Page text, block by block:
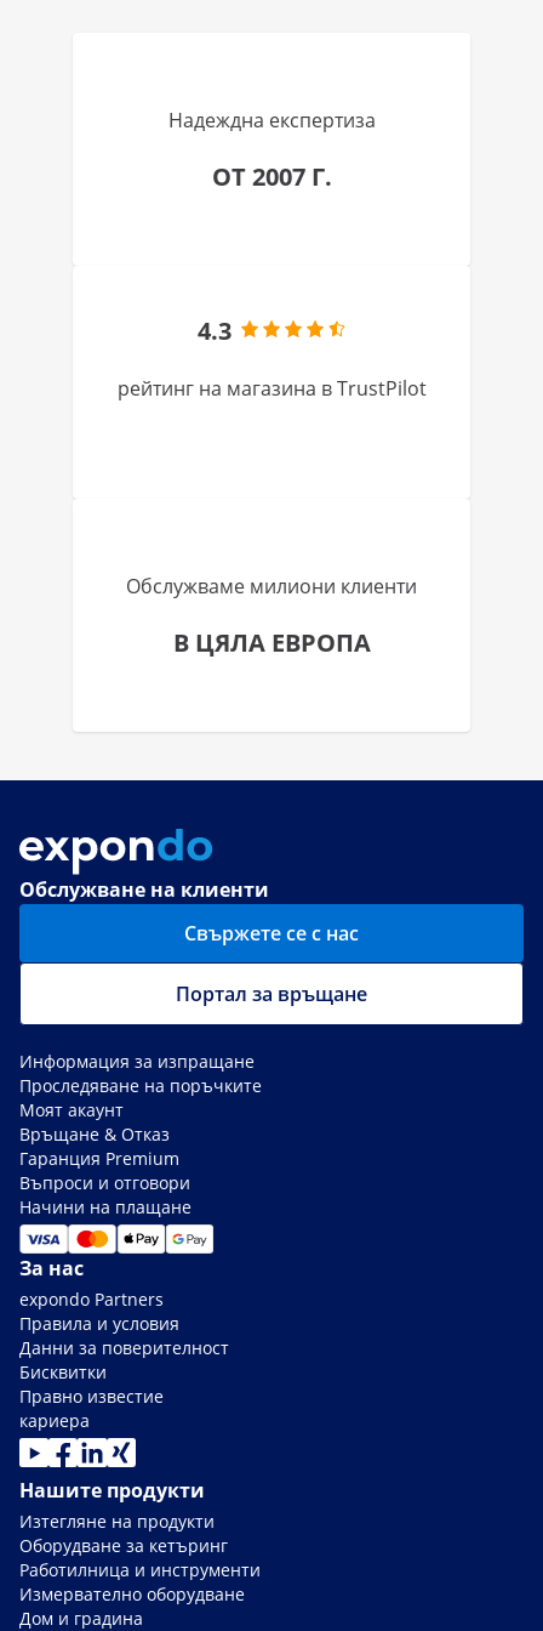
Надеждна експертиза
ОТ 2007 Г.
4.3
рейтинг на магазина в TrustPilot
Обслужваме милиони клиенти
В ЦЯЛА ЕВРОПА
Обслужване на клиенти
Свържете се с нас
Портал за връщане
Информация за изпращане
Проследяване на поръчките
Моят акаунт
Връщане & Отказ
Гаранция Premium
Въпроси и отговори
Начини на плащане
За нас
expondo Partners
Правила и условия
Данни за поверителност
Бисквитки
Правно известие
кариера
Нашите продукти
Изтегляне на продукти
Оборудване за кетъринг
Работилница и инструменти
Измервателно оборудване
Дом и градина